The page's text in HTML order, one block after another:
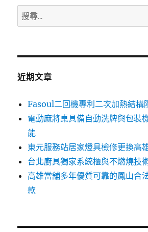
搜
尋
鍵
近期文章
Fasoul二回機專利二次加熱結構
電動麻將桌具備自動洗牌與包裝
能
東元服務站居家燈具檢修更換高
台北廚具獨家系統櫃與不燃燒技
高雄當舖多年優質可靠的鳳山合
款